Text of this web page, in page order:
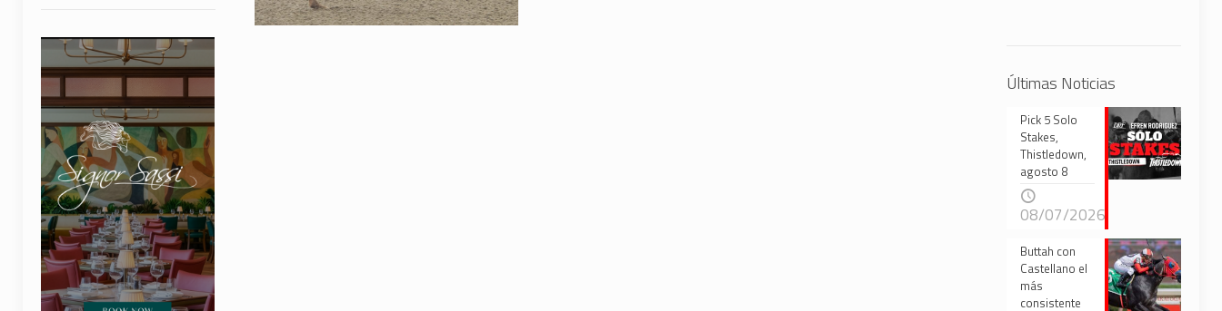
Últimas Noticias
Pick 5 Solo
Stakes,
Thistledown,
agosto 8
08/07/2026
Buttah con
Castellano el
más
consistente